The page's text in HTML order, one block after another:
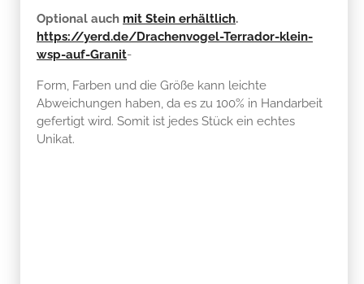
Optional auch mit Stein erhältlich.
https://yerd.de/Drachenvogel-Terrador-klein-
wsp-auf-Granit-
Form, Farben und die Größe kann leichte
Abweichungen haben, da es zu 100% in Handarbeit
gefertigt wird. Somit ist jedes Stück ein echtes
Unikat.